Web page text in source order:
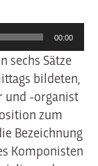
00:00
sechs Sätze
bildeten,
und -organist
zum
Bezeichnung
Komponisten